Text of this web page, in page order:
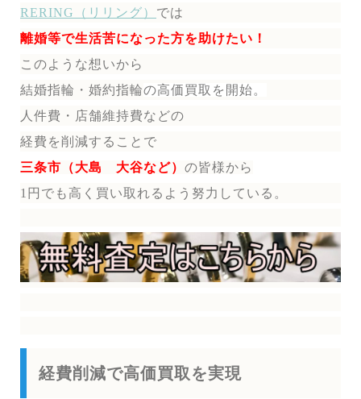
RERING（リリング） では
離婚等で生活苦になった方を助けたい！
このような想いから
結婚指輪・婚約指輪の高価買取を開始。
人件費・店舗維持費などの
経費を削減することで
三条市（大島 大谷など） の皆様から
1円でも高く買い取れるよう努力している。
経費削減で高価買取を実現